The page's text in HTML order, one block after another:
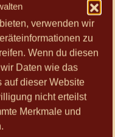
verwenden wir
zu
Wenn du diesen
Daten wie das
auf dieser Website
nicht erteilst
Merkmale und